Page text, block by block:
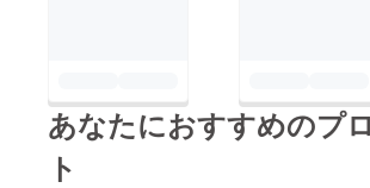
あなたにおすすめのプ
ト